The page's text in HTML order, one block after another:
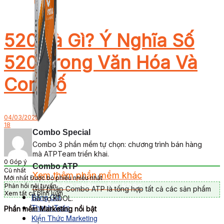
Combo Special
Combo 3 phần mềm tự chọn: chương trình bán hàng
mà ATPTeam triển khai.
Xem thêm phần mềm khác
Xem thêm phần mềm khác
Bảng Giá
Thanh Toán
Kiến Thức Marketing
Combo ATP
Giải pháp Combo ATP là tổng hợp tất cả các sản phẩm
hỗ trợ KDOL.
520 Là Gì? Ý Nghĩa Số
520 Trong Văn Hóa Và
Con Số
04/03/2025
18
0 Góp ý
Cũ nhất
Mới nhất Được bỏ phiếu nhiều nhất
Phản hồi nội tuyến
Xem tất cả bình luận
Phần mềm Marketing nổi bật